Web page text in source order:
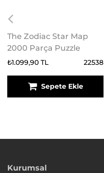
The Zodiac Star Map
2000 Parça Puzzle
₺1.099,90 TL 22538
Sepete Ekle
Kurumsal